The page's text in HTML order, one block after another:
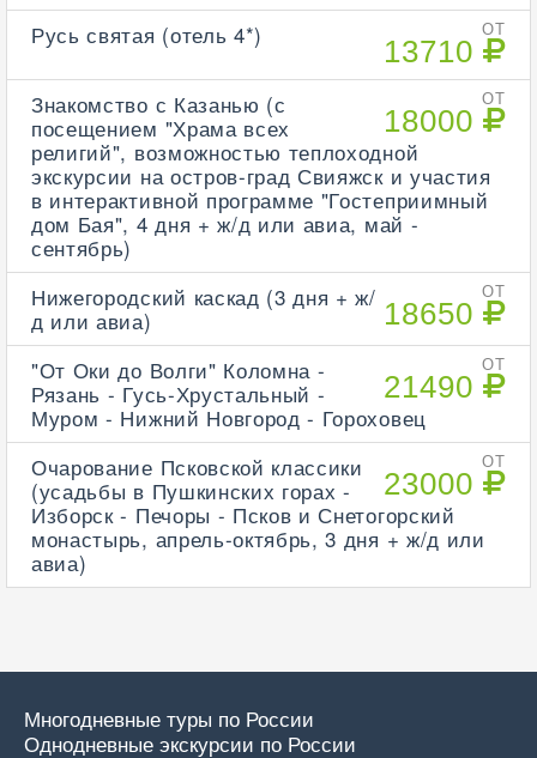
ОТ
13710
Русь святая (отель 4*)
ОТ
18000
Знакомство с Казанью (с
посещением "Храма всех
религий", возможностью теплоходной
экскурсии на остров-град Свияжск и участия
в интерактивной программе "Гостеприимный
дом Бая", 4 дня + ж/д или авиа, май -
сентябрь)
ОТ
18650
Нижегородский каскад (3 дня + ж/
д или авиа)
ОТ
21490
"От Оки до Волги" Коломна -
Рязань - Гусь-Хрустальный -
Муром - Нижний Новгород - Гороховец
ОТ
23000
Очарование Псковской классики
(усадьбы в Пушкинских горах -
Изборск - Печоры - Псков и Снетогорский
монастырь, апрель-октябрь, 3 дня + ж/д или
авиа)
Многодневные туры по России
Однодневные экскурсии по России